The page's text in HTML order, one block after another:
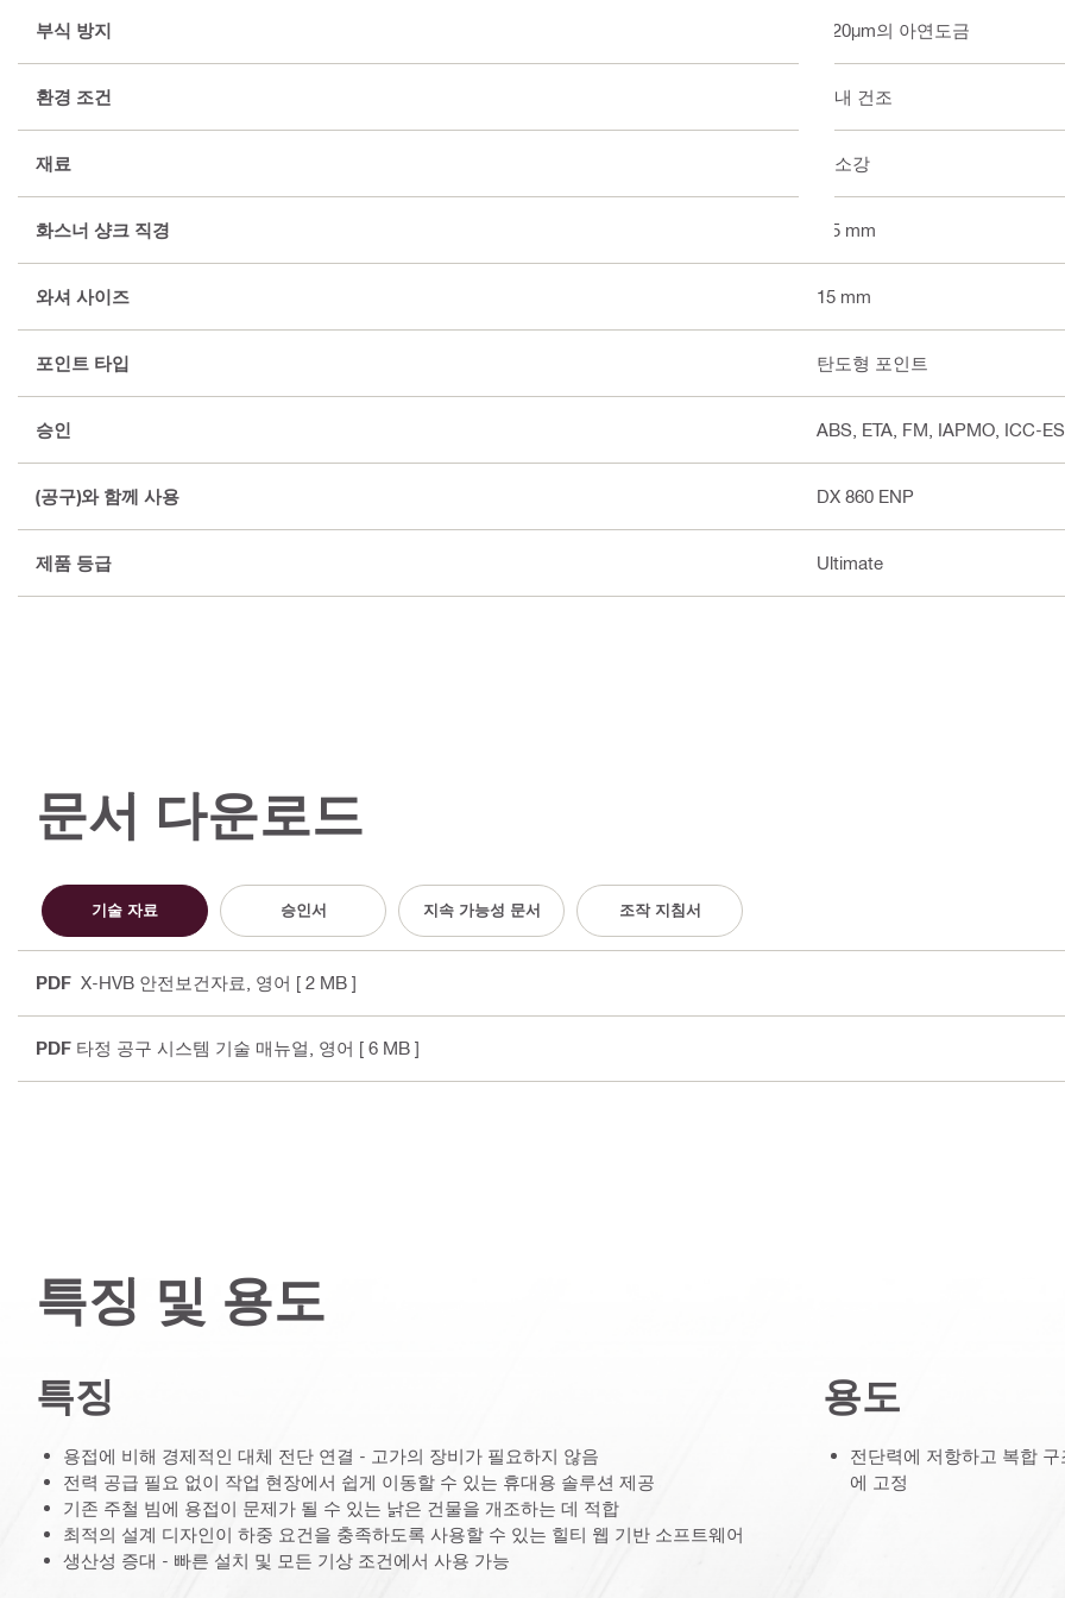
부식 방지 < 20µm의 아연도금
환경 조건 실내 건조
재료 탄소강
화스너 샹크 직경 4.5 mm
와셔 사이즈 15 mm
포인트 타입 탄도형 포인트
승인 ABS, ETA, FM, IAPMO, ICC-
(공구)와 함께 사용 DX 860 ENP
제품 등급 Ultimate
문서 다운로드
기술 자료 승인서 지속 가능성 문서 조작 지침서
PDF X-HVB 안전보건자료 , 영어 [ 2 MB ]
PDF 타정 공구 시스템 기술 매뉴얼 , 영어 [ 6 MB ]
특징 및 용도
특징
용접에 비해 경제적인 대체 전단 연결 - 고가의 장비가 필요하지 않음
전력 공급 필요 없이 작업 현장에서 쉽게 이동할 수 있는 휴대용 솔루션 제공
기존 주철 빔에 용접이 문제가 될 수 있는 낡은 건물을 개조하는 데 적합
최적의 설계 디자인이 하중 요건을 충족하도록 사용할 수 있는 힐티 웹 기반 소프트웨어
생산성 증대 - 빠른 설치 및 모든 기상 조건에서 사용 가능
용도
전단력에 저항하고 복합
에 고정